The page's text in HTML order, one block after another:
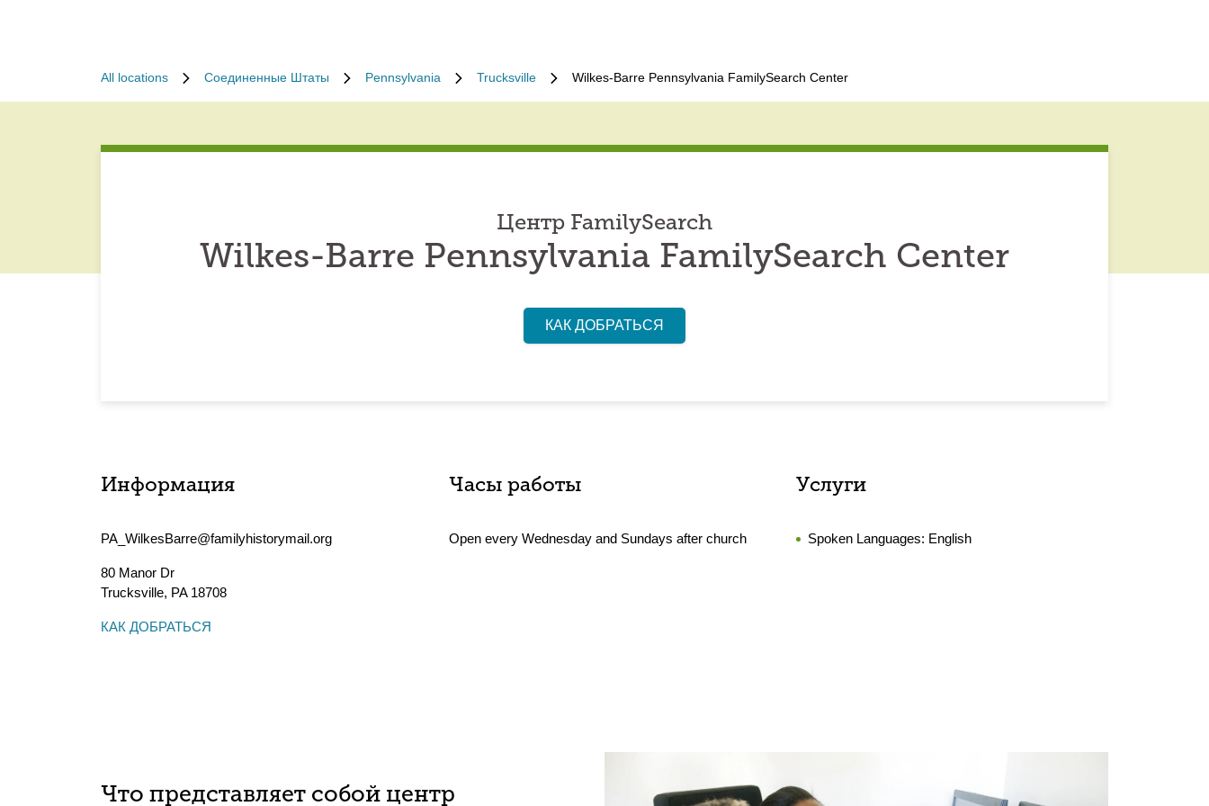
All locations Соединенные Штаты Pennsylvania Trucksville Wilkes-Barre Pennsylvania FamilySearch Center
Центр FamilySearch
Wilkes-Barre Pennsylvania FamilySearch Center
КАК ДОБРАТЬСЯ
Информация
PA_WilkesBarre@familyhistorymail.org
80 Manor Dr
Trucksville, PA18708
КАК ДОБРАТЬСЯ
Часы работы
Open every Wednesday and Sundays after church
Услуги
Spoken Languages: English
Что представляет собой центр